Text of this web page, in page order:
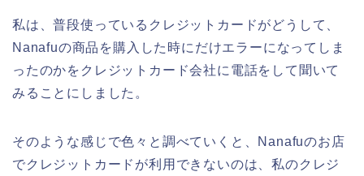
私は、普段使っているクレジットカードがどうして、
Nanafuの商品を購入した時にだけエラーになってしま
ったのかをクレジットカード会社に電話をして聞いて
みることにしました。
そのような感じで色々と調べていくと、Nanafuのお店
でクレジットカードが利用できないのは、私のクレジ